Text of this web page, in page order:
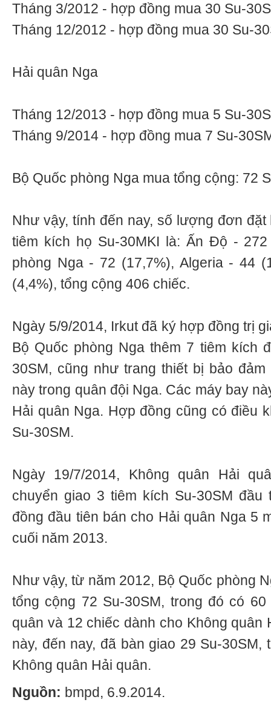
Tháng 3/2012 - hợp đồng mua 30 Su-
Tháng 12/2012 - hợp đồng mua 30 Su-
Hải quân Nga
Tháng 12/2013 - hợp đồng mua 5 Su-
Tháng 9/2014 - hợp đồng mua 7 Su-
Bộ Quốc phòng Nga mua tổng cộng: 72
Như vậy, tính đến nay, số lượng đơn
tiêm kích họ Su-30MKI là: Ấn Độ -
phòng Nga - 72 (17,7%), Algeria - 44
(4,4%), tổng cộng 406 chiếc.
Ngày 5/9/2014, Irkut đã ký hợp đồng trị
Bộ Quốc phòng Nga thêm 7 tiêm kích
30SM, cũng như trang thiết bị bảo
này trong quân đội Nga. Các máy bay
Hải quân Nga. Hợp đồng cũng có điều
Su-30SM.
Ngày 19/7/2014, Không quân Hải
chuyển giao 3 tiêm kích Su-30SM
đồng đầu tiên bán cho Hải quân Nga 5
cuối năm 2013.
Như vậy, từ năm 2012, Bộ Quốc phòng
tổng cộng 72 Su-30SM, trong đó có
quân và 12 chiếc dành cho Không quân
này, đến nay, đã bàn giao 29 Su-
Không quân Hải quân.
Nguồn: bmpd, 6.9.2014.